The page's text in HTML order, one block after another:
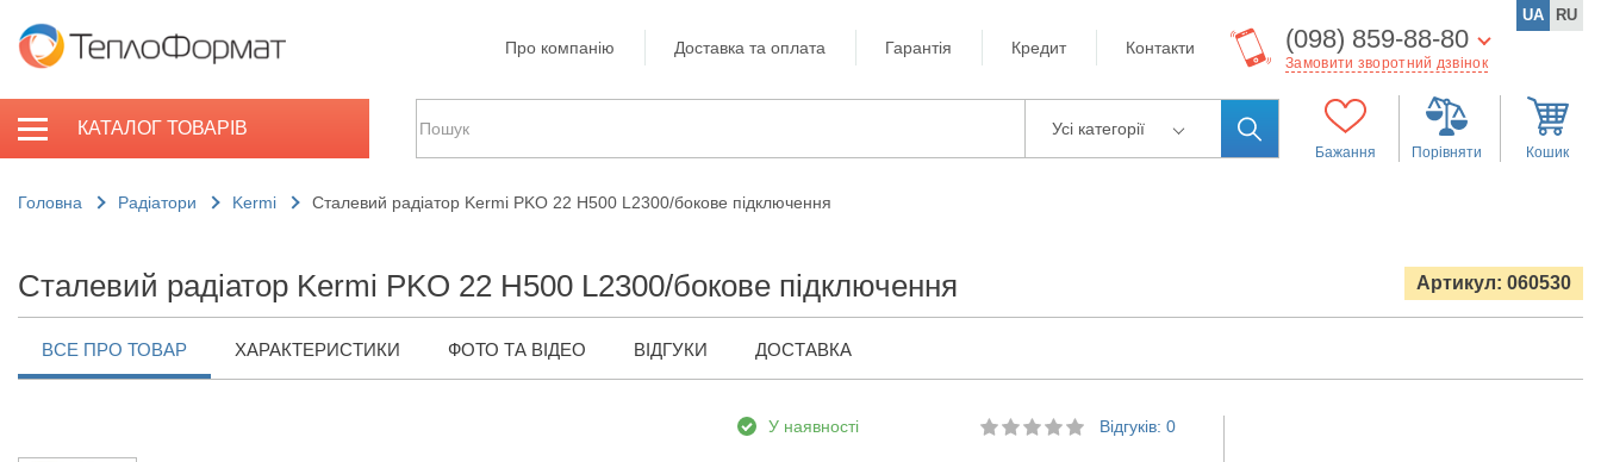
Про компанію Доставка та оплата Гарантія Кредит Контакти (098) 859-88-80
Замовити зворотний дзвінок
UA RU
КАТАЛОГ ТОВАРІВ Усі категорії
Бажання Порівняти Кошик
Головна Радіатори Kermi Сталевий радіатор Kermi PKO 22 H500 L2300/бокове підключення
Сталевий радіатор Kermi PKO 22 H500 L2300/бокове підключення Артикул: 060530
ВСЕ ПРО ТОВАР ХАРАКТЕРИСТИКИ ФОТО ТА ВІДЕО ВІДГУКИ ДОСТАВКА
У наявності Відгуків: 0